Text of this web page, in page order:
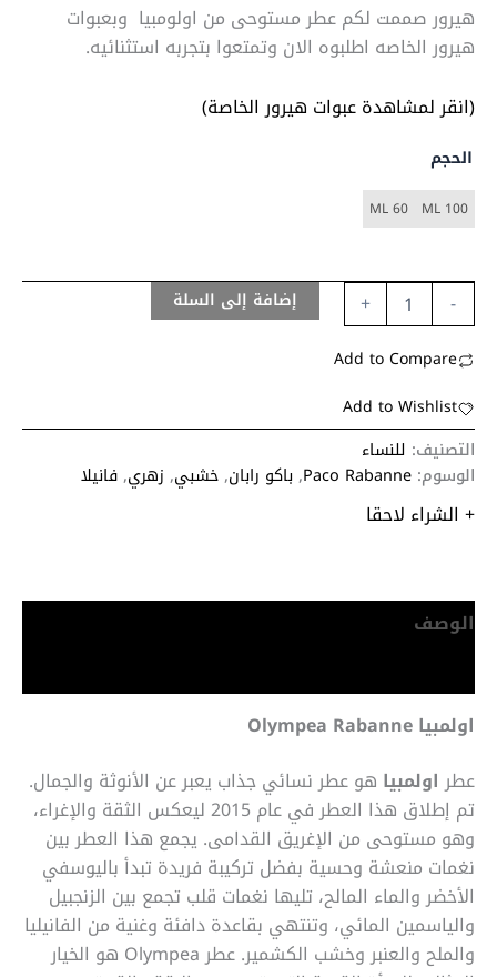
هيرور صممت لكم عطر مستوحى من اولومبيا وبعبوات
هيرور الخاصه اطلبوه الان وتمتعوا بتجربه استثنائيه.
(انقر لمشاهدة عبوات هيرور الخاصة)
الحجم
100 ML
60 ML
-
+
إضافة إلى السلة
Add to Compare
Add to Wishlist
التصنيف: للنساء
الوسوم: Paco Rabanne
,باكو رابان,خشبي, زهري,فانيلا
+ الشراء لاحقا
الوصف
اولمبيا Olympea Rabanne
عطراولمبيا هو عطر نسائي جذاب يعبر عن الأنوثة والجمال.
تم إطلاق هذا العطر في عام 2015 ليعكس الثقة والإغراء،
وهو مستوحى من الإغريق القدامى. يجمع هذا العطر بين
نغمات منعشة وحسية بفضل تركيبة فريدة تبدأ باليوسفي
الأخضر والماء المالح، تليها نغمات قلب تجمع بين الزنجبيل
والياسمين المائي، وتنتهي بقاعدة دافئة وغنية من الفانيليا
والملح والعنبر وخشب الكشمير. عطرOlympea هو الخيار